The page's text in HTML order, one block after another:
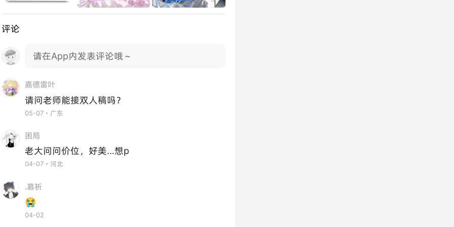
评论
请在App内发表评论哦～
嘉德雷叶
请问老师能接双人稿吗？
05-07・广东
困局
老大问问价位，好美…想p
04-07・河北
.慕祈
😭
04-02